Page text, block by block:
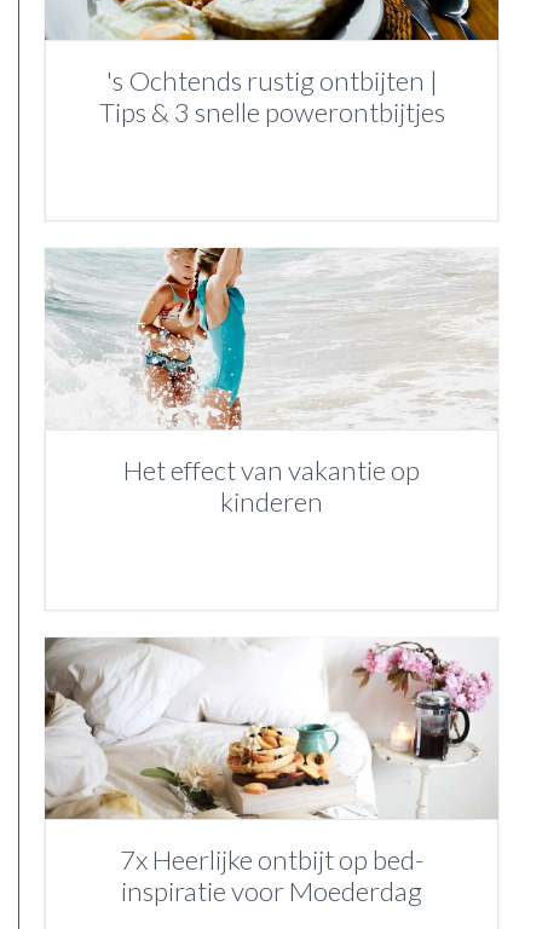
's Ochtends rustig ontbijten |
Tips & 3 snelle powerontbijtjes
Het effect van vakantie op
kinderen
7x Heerlijke ontbijt op bed-
inspiratie voor Moederdag